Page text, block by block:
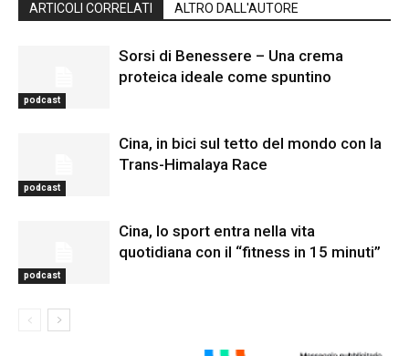
ARTICOLI CORRELATI ALTRO DALL'AUTORE
podcast
Sorsi di Benessere – Una crema
proteica ideale come spuntino
podcast
Cina, in bici sul tetto del mondo con la
Trans-Himalaya Race
podcast
Cina, lo sport entra nella vita
quotidiana con il “fitness in 15 minuti”